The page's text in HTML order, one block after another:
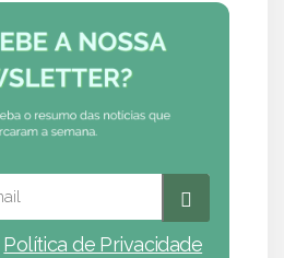
Política de Privacidade